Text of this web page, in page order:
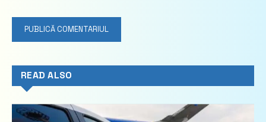
READ ALSO